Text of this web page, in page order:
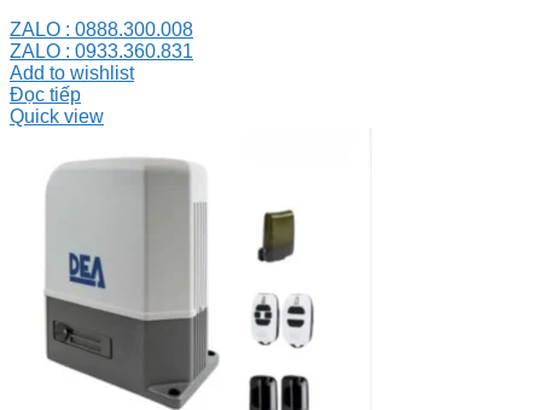
ZALO : 0888.300.008
ZALO : 0933.360.831
Add to wishlist
Đọc tiếp
Quick view